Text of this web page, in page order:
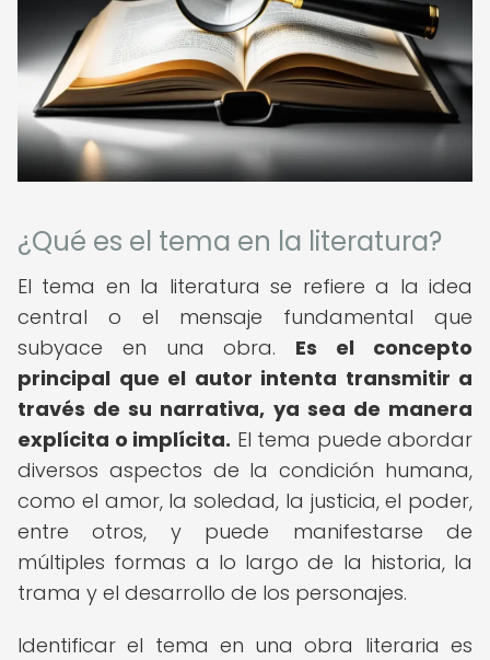
¿Qué es el tema en la literatura?
El tema en la literatura se refiere a la idea
central o el mensaje fundamental que
subyace en una obra. Es el concepto
principal que el autor intenta transmitir a
través de su narrativa, ya sea de manera
explícita o implícita. El tema puede abordar
diversos aspectos de la condición humana,
como el amor, la soledad, la justicia, el poder,
entre otros, y puede manifestarse de
múltiples formas a lo largo de la historia, la
trama y el desarrollo de los personajes.
Identificar el tema en una obra literaria es